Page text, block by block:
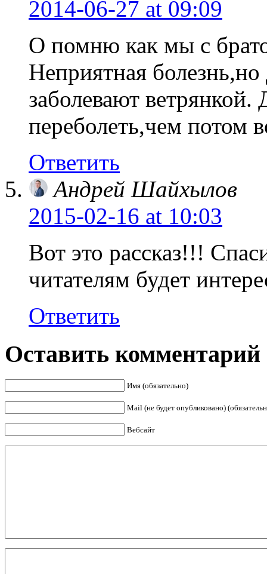
2014-06-27 at 09:09
О помню как мы с
Неприятная
заболевают
переболеть,чем потом
Ответить
Андрей Шайхылов
2015-02-16 at 10:03
Вот это рассказ!!!
читателям будет
Ответить
Оставить комментарий
Имя (обязательно)
Mail (не будет опубликовано)
Вебсайт